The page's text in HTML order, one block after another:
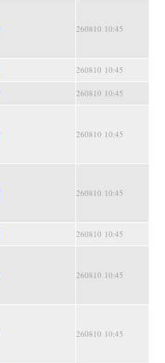
260810 10:45
260810 10:45
260810 10:45
260810 10:45
260810 10:45
260810 10:45
260810 10:45
260810 10:45